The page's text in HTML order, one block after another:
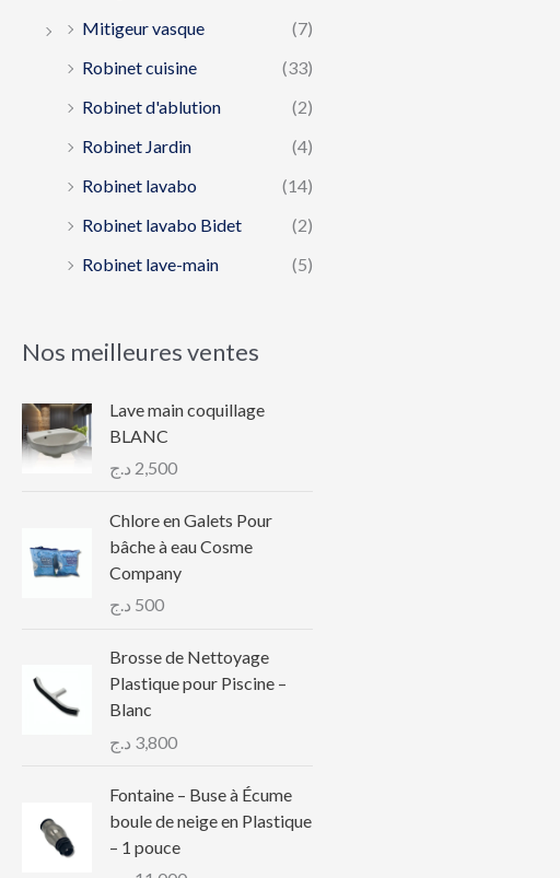
Mitigeur vasque
(7)
Robinet cuisine
(33)
Robinet d'ablution
(2)
Robinet Jardin
(4)
Robinet lavabo
(14)
Robinet lavabo Bidet
(2)
Robinet lave-main
(5)
Nos meilleures ventes
Lave main coquillage
BLANC
2,500 د.ج
Chlore en Galets Pour
bâche à eau Cosme
Company
500 د.ج
Brosse de Nettoyage
Plastique pour Piscine –
Blanc
3,800 د.ج
Fontaine – Buse à Écume
boule de neige en Plastique
– 1 pouce